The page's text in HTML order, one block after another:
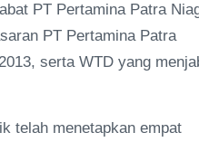
PT Pertamina Patra
PT Pertamina Patra
serta WTD yang
telah menetapkan empat